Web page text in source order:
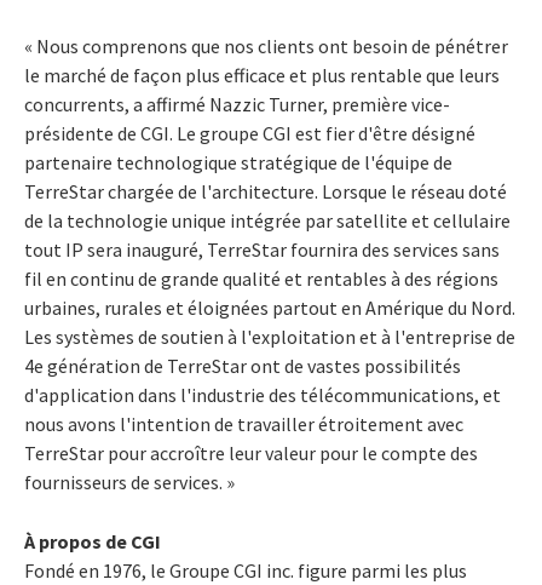
« Nous comprenons que nos clients ont besoin de pénétrer
le marché de façon plus efficace et plus rentable que leurs
concurrents, a affirmé Nazzic Turner, première vice-
présidente de CGI. Le groupe CGI est fier d'être désigné
partenaire technologique stratégique de l'équipe de
TerreStar chargée de l'architecture. Lorsque le réseau doté
de la technologie unique intégrée par satellite et cellulaire
tout IP sera inauguré, TerreStar fournira des services sans
fil en continu de grande qualité et rentables à des régions
urbaines, rurales et éloignées partout en Amérique du Nord.
Les systèmes de soutien à l'exploitation et à l'entreprise de
4e génération de TerreStar ont de vastes possibilités
d'application dans l'industrie des télécommunications, et
nous avons l'intention de travailler étroitement avec
TerreStar pour accroître leur valeur pour le compte des
fournisseurs de services. »
À propos de CGI
Fondé en 1976, le Groupe CGI inc. figure parmi les plus